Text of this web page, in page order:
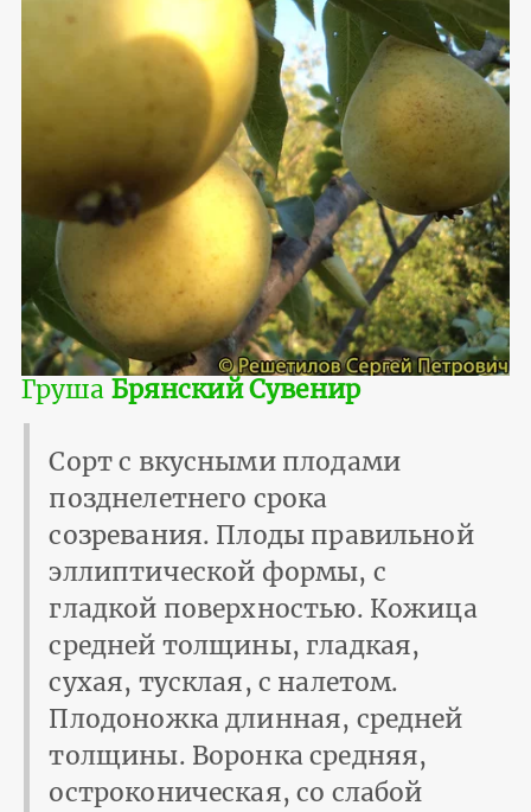
Груша Брянский Сувенир
Сорт с вкусными плодами
позднелетнего срока
созревания. Плоды правильной
эллиптической формы, с
гладкой поверхностью. Кожица
средней толщины, гладкая,
сухая, тусклая, с налетом.
Плодоножка длинная, средней
толщины. Воронка средняя,
остроконическая, со слабой